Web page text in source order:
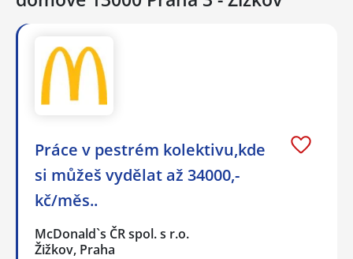
Práce v pestrém kolektivu,kde
si můžeš vydělat až 34000,-
kč/měs..
McDonald`s ČR spol. s r.o.
Žižkov, Praha